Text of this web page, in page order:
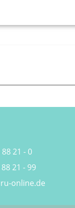
21 - 0
21 - 99
online.de